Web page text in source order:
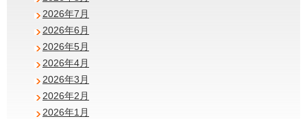
2026年7月
2026年6月
2026年5月
2026年4月
2026年3月
2026年2月
2026年1月